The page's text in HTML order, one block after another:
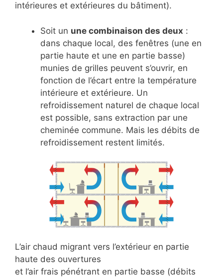
intérieures et extérieures du bâtiment).
Soit un une combinaison des deux :
dans chaque local, des fenêtres (une en
partie haute et une en partie basse)
munies de grilles peuvent s’ouvrir, en
fonction de l’écart entre la température
intérieure et extérieure. Un
refroidissement naturel de chaque local
est possible, sans extraction par une
cheminée commune. Mais les débits de
refroidissement restent limités.
L’air chaud migrant vers l’extérieur en partie
haute des ouvertures
et l’air frais pénétrant en partie basse (débits